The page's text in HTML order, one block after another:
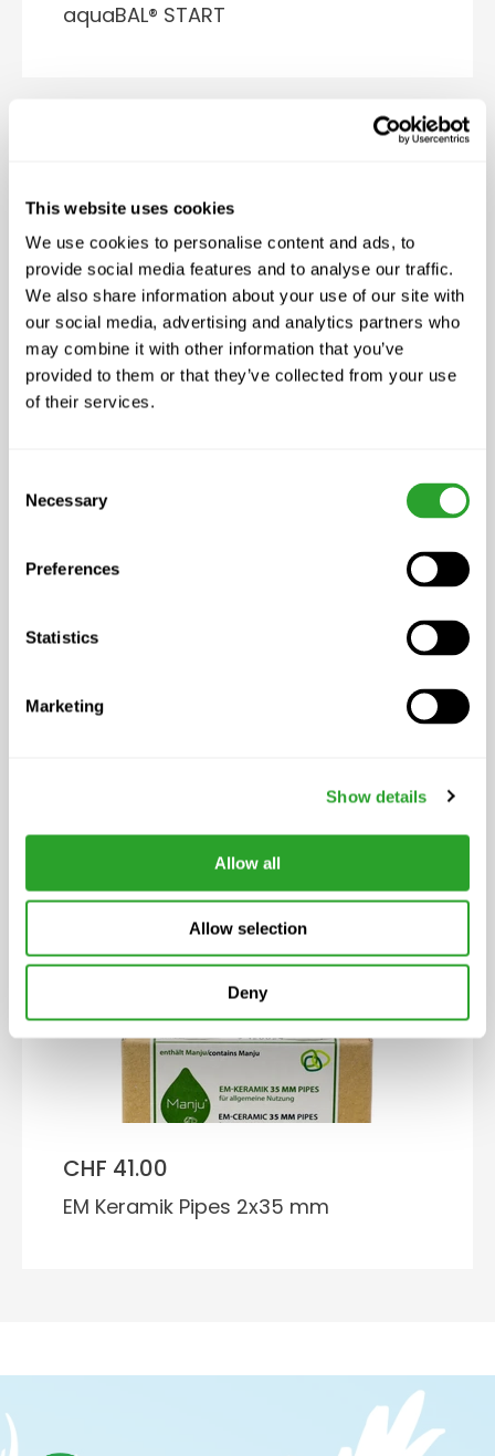
This website uses cookies
We use cookies to personalise content and ads, to
provide social media features and to analyse our traffic.
We also share information about your use of our site with
our social media, advertising and analytics partners who
may combine it with other information that you’ve
provided to them or that they’ve collected from your use
of their services.
Selection
Necessary
Preferences
Statistics
Marketing
Show details
Allow all
Allow selection
Deny
aquaBAL® START
ab CHF 55.50
aquaBAL® START PLUS
CHF 41.00
EM Keramik Pipes 2x35 mm